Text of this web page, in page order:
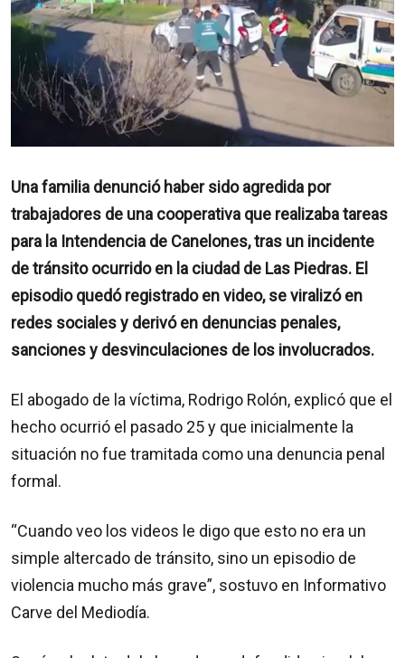
Una familia denunció haber sido agredida por
trabajadores de una cooperativa que realizaba tareas
para la Intendencia de Canelones, tras un incidente
de tránsito ocurrido en la ciudad de Las Piedras. El
episodio quedó registrado en video, se viralizó en
redes sociales y derivó en denuncias penales,
sanciones y desvinculaciones de los involucrados.
El abogado de la víctima, Rodrigo Rolón, explicó que el
hecho ocurrió el pasado 25 y que inicialmente la
situación no fue tramitada como una denuncia penal
formal.
“Cuando veo los videos le digo que esto no era un
simple altercado de tránsito, sino un episodio de
violencia mucho más grave”, sostuvo en Informativo
Carve del Mediodía.